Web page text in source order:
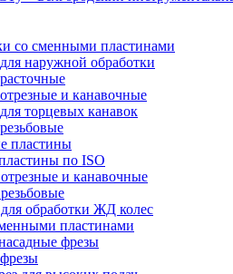
со сменными пластинами
наружной обработки
и канавочные
торцевых канавок
пластины
по ISO
и канавочные
обработки ЖД колес
пластинами
фрезы